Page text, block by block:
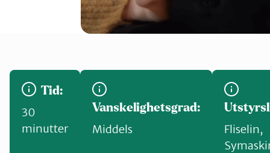
Tid:
30
minutter
Vanskelighetsgrad:
Middels Fliselin,